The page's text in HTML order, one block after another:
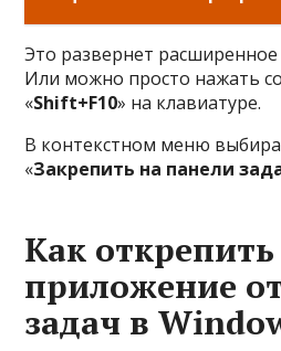
Это развернет
Или можно просто нажать
«Shift+F10» на клавиатуре.
В контекстном меню
«Закрепить на панели
Как открепить
приложение
задач в